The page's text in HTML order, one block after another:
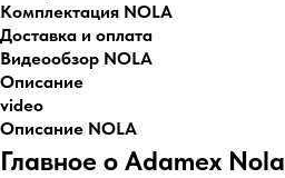
Комплектация NOLA
Доставка и оплата
Видеообзор NOLA
Описание
video
Описание NOLA
Главное о Adamex Nola